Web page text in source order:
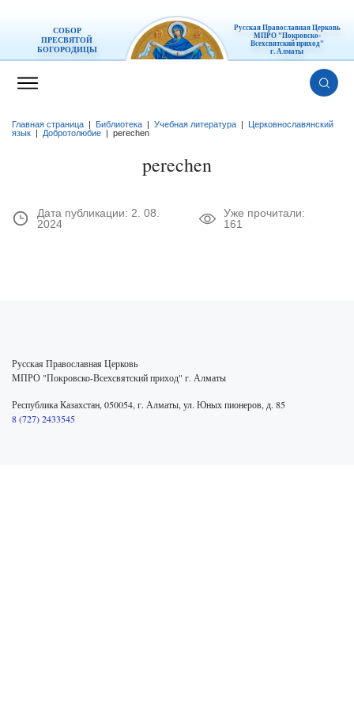
СОБОР
ПРЕСВЯТОЙ
БОГОРОДИЦЫ
Русская Православная Церковь
МПРО "Покровско-
Всехсвятский приход"
г. Алматы
Главная страница Библиотека Учебная литература
Церковнославянский
язык
Добротолюбие perechen
perechen
Дата публикации: 2. 08.
2024
Уже прочитали:
161
Русская Православная Церковь
МПРО "Покровско-Всехсвятский приход" г. Алматы
Республика Казахстан, 050054, г. Алматы, ул. Юных пионеров, д. 85
8 (727) 2433545